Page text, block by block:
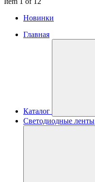
Новинки
Главная
Каталог
Светодиодные ленты